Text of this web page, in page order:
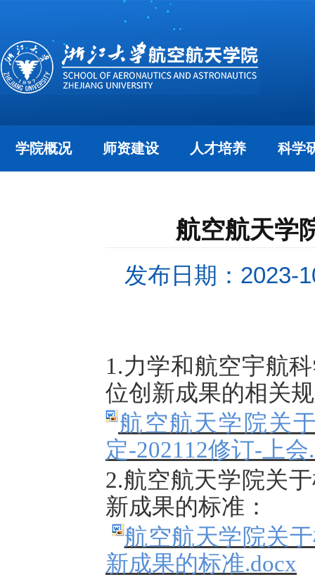
学院概况 师资建设 人才培养 科学
航空航天学
发布日期：2023-
1.力学和航空宇航
位创新成果的相关
航空航天学院关
定-202112修订-上会
2.航空航天学院关
新成果的标准：
航空航天学院关
新成果的标准.docx